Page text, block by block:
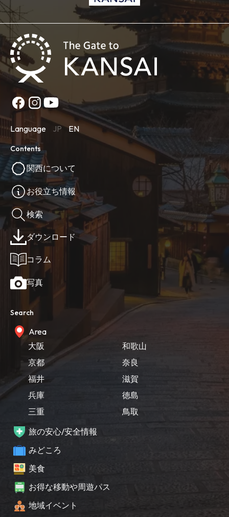
Language JP EN
Contents
関西について
お役立ち情報
検索
ダウンロード
コラム
写真
Search
Area
大阪
京都
福井
兵庫
三重
和歌山
奈良
滋賀
徳島
鳥取
旅の安心/安全情報
みどころ
美食
お得な移動や周遊パス
地域イベント